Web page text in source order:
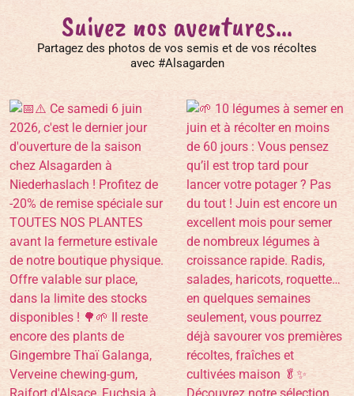
Suivez nos aventures...
Partagez des photos de vos semis et de vos récoltes
avec #Alsagarden